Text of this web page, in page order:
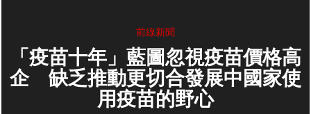
前線新聞
「疫苗十年」藍圖忽視疫苗價格高
企 缺乏推動更切合發展中國家使
用疫苗的野心